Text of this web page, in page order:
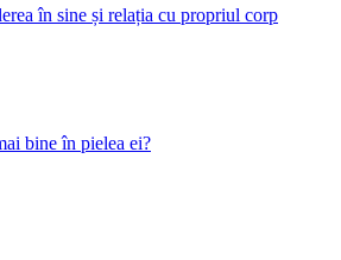
în sine și relația cu propriul corp
bine în pielea ei?